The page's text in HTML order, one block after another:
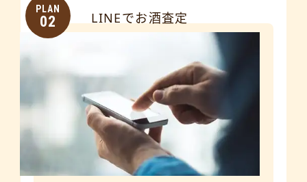
PLAN
02 LINEでお酒査定